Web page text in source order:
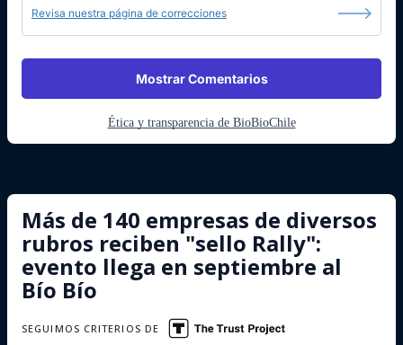
Revisa nuestra página de correcciones
Mostrar Comentarios
Ética y transparencia de BioBioChile
Más de 140 empresas de diversos
rubros reciben "sello Rally":
evento llega en septiembre al
Bío Bío
SEGUIMOS CRITERIOS DE